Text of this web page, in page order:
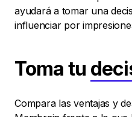
ayudará a tomar una
influenciar por
Toma tu
Compara las ventajas y